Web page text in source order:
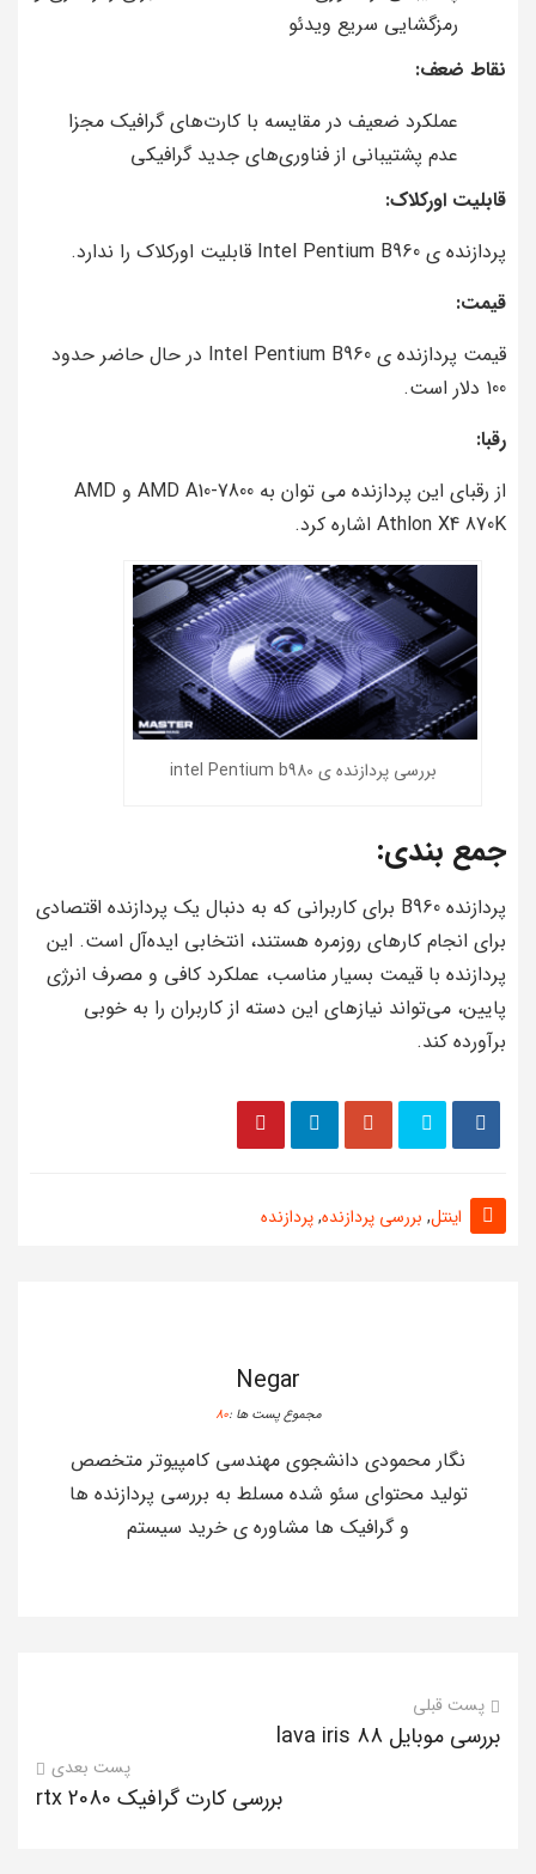
رمزگشایی سریع ویدئو
نقاط ضعف:
عملکرد ضعیف در مقایسه با کارت‌های گرافیک مجزا
عدم پشتیبانی از فناوری‌های جدید گرافیکی
قابلیت اورکلاک:
پردازنده ی Intel Pentium B960 قابلیت اورکلاک را ندارد.
قیمت:
قیمت پردازنده ی Intel Pentium B960 در حال حاضر حدود
100 دلار است.
رقبا:
از رقبای این پردازنده می توان به AMD A10-7800 و AMD
Athlon X4 870K اشاره کرد.
بررسی پردازنده ی intel Pentium b980
جمع بندی:
پردازنده B960 برای کاربرانی که به دنبال یک پردازنده اقتصادی
برای انجام کارهای روزمره هستند، انتخابی ایده‌آل است. این
پردازنده با قیمت بسیار مناسب، عملکرد کافی و مصرف انرژی
پایین، می‌تواند نیازهای این دسته از کاربران را به خوبی
برآورده کند.
اینتل, بررسی پردازنده,پردازنده
Negar
مجموع پست ها :80
نگار محمودی دانشجوی مهندسی کامپیوتر متخصص
تولید محتوای سئو شده مسلط به بررسی پردازنده ها
و گرافیک ها مشاوره ی خرید سیستم
پست قبلی
بررسی موبایل lava iris 88
پست بعدی
بررسی کارت گرافیک rtx 2080